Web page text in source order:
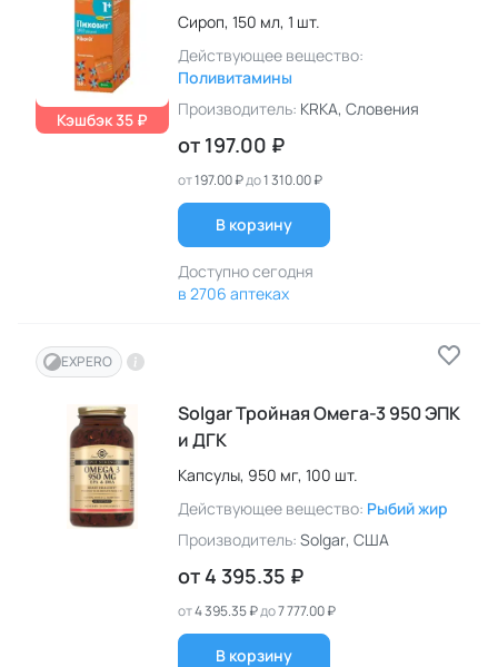
Кэшбэк 35 ₽
Сироп, 150 мл, 1 шт.
Действующее вещество:
Поливитамины
Производитель: KRKA, Словения
от 197.00 ₽
от197.00 ₽до1 310.00 ₽
В корзину
Доступно сегодня
в 2706 аптеках
EXPERO
Solgar Тройная Омега-3 950 ЭПК
и ДГК
Капсулы, 950 мг, 100 шт.
Действующее вещество: Рыбий жир
Производитель: Solgar, США
от 4 395.35 ₽
от4 395.35 ₽до7 777.00 ₽
В корзину